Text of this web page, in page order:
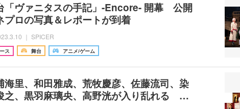
「ヴァニタスの手記」-Encore- 開幕 公開
プロの写真＆レポートが到着
｜ SPICER
ス 舞台 アニメ/ゲーム
海里、和田雅成、荒牧慶彦、佐藤流司、染
之、黒羽麻璃央、高野洸が入り乱れる …